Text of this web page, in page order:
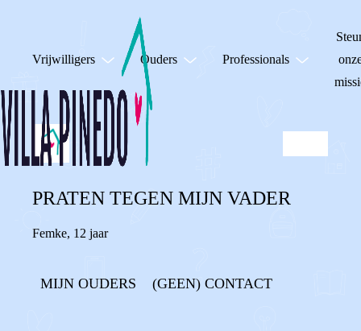
Vrijwilligers Ouders Professionals
PRATEN TEGEN MIJN VADER
Femke, 12 jaar
MIJN OUDERS (GEEN) CONTACT